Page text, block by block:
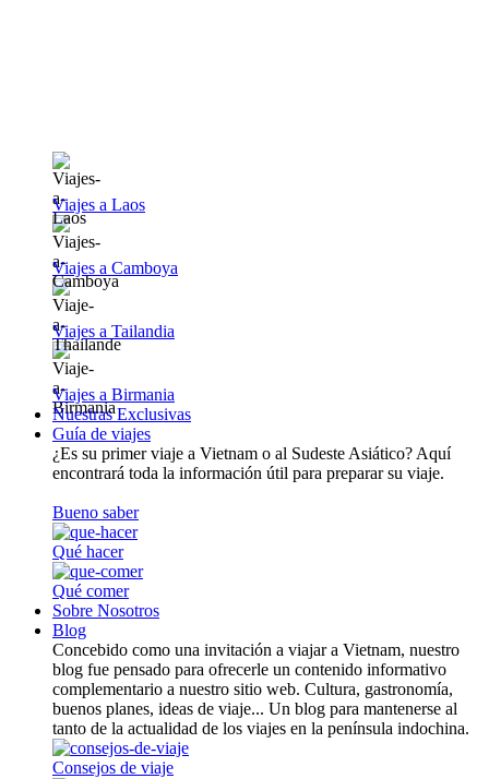
Viajes a Laos
Viajes a Camboya
Viajes a Tailandia
Viajes a Birmania
Nuestras Exclusivas
Guía de viajes
¿Es su primer viaje a Vietnam o al Sudeste Asiático? Aquí
encontrará toda la información útil para preparar su viaje.
Bueno saber
Qué hacer
Qué comer
Sobre Nosotros
Blog
Concebido como una invitación a viajar a Vietnam, nuestro
blog fue pensado para ofrecerle un contenido informativo
complementario a nuestro sitio web. Cultura, gastronomía,
buenos planes, ideas de viaje... Un blog para mantenerse al
tanto de la actualidad de los viajes en la península indochina.
Consejos de viaje